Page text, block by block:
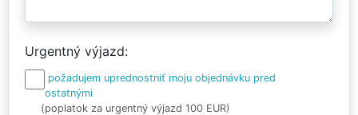
Urgentný výjazd
požadujem uprednostniť moju objednávku pred
ostatnými
(poplatok za urgentný výjazd 100 EUR)